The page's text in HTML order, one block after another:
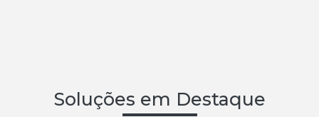
Soluções em Destaque